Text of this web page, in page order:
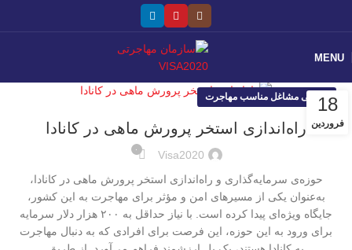
MENU
18
فروردین
معرفی مشاغل مناسب مهاجرت
راه‌اندازی استخر پرورش ماهی در کانادا
Visa2020 ۰
حوزه‌ی سرمایه‌گذاری و راه‌اندازی استخر پرورش ماهی در کانادا،
به‌عنوان یکی از مسیرهای امن و مؤثر برای مهاجرت به این کشور،
جایگاه ویژه‌ای پیدا کرده است. با نیاز حداقل به ۲۰۰ هزار دلار سرمایه
برای ورود به این حوزه، این فرصت برای افرادی که به دنبال مهاجرت